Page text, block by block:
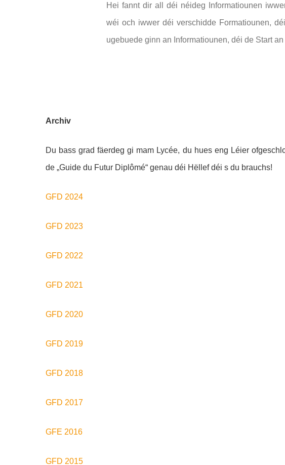
Hei fannt dir all déi néideg Informatiounen
wéi och iwwer déi verschidde Formatiounen,
ugebuede ginn an Informatiounen, déi de Start
Archiv
Du bass grad fäerdeg gi mam Lycée, du hues eng Léier
de „Guide du Futur Diplômé“ genau déi Hëllef déi s du brauchs!
GFD 2024
GFD 2023
GFD 2022
GFD 2021
GFD 2020
GFD 2019
GFD 2018
GFD 2017
GFE 2016
GFD 2015